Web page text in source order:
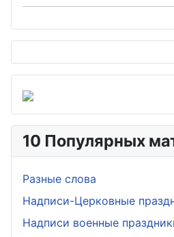
10 Популярных
Разные слова
Надписи-Церковные
Надписи военные